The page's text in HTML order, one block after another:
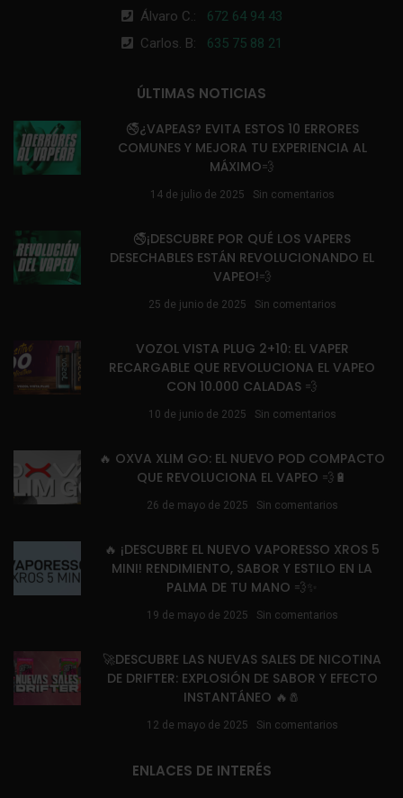
Álvaro C.: 672 64 94 43
Carlos. B: 635 75 88 21
ÚLTIMAS NOTICIAS
🚭¿VAPEAS? EVITA ESTOS 10 ERRORES
COMUNES Y MEJORA TU EXPERIENCIA AL
MÁXIMO💨
14 de julio de 2025 Sin comentarios
🚭¡DESCUBRE POR QUÉ LOS VAPERS
DESECHABLES ESTÁN REVOLUCIONANDO EL
VAPEO!💨
25 de junio de 2025 Sin comentarios
VOZOL VISTA PLUG 2+10: EL VAPER
RECARGABLE QUE REVOLUCIONA EL VAPEO
CON 10.000 CALADAS 💨
10 de junio de 2025 Sin comentarios
🔥 OXVA XLIM GO: EL NUEVO POD COMPACTO
QUE REVOLUCIONA EL VAPEO 💨🔋
26 de mayo de 2025 Sin comentarios
🔥 ¡DESCUBRE EL NUEVO VAPORESSO XROS 5
MINI! RENDIMIENTO, SABOR Y ESTILO EN LA
PALMA DE TU MANO 💨✨
19 de mayo de 2025 Sin comentarios
🚀DESCUBRE LAS NUEVAS SALES DE NICOTINA
DE DRIFTER: EXPLOSIÓN DE SABOR Y EFECTO
INSTANTÁNEO 🔥🧂
12 de mayo de 2025 Sin comentarios
ENLACES DE INTERÉS